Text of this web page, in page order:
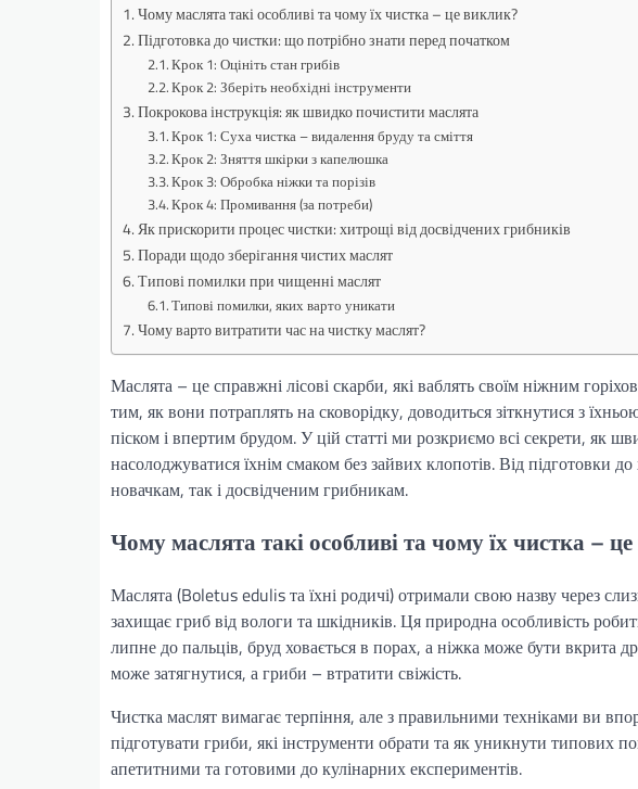
Чому маслята такі особливі та чому їх чистка – це виклик?
Підготовка до чистки: що потрібно знати перед початком
Крок 1: Оцініть стан грибів
Крок 2: Зберіть необхідні інструменти
Покрокова інструкція: як швидко почистити маслята
Крок 1: Суха чистка – видалення бруду та сміття
Крок 2: Зняття шкірки з капелюшка
Крок 3: Обробка ніжки та порізів
Крок 4: Промивання (за потреби)
Як прискорити процес чистки: хитрощі від досвідчених грибників
Поради щодо зберігання чистих маслят
Типові помилки при чищенні маслят
Типові помилки, яких варто уникати
Чому варто витратити час на чистку маслят?
Маслята – це справжні лісові скарби, які ваблять своїм ніжним
тим, як вони потраплять на сковорідку, доводиться зіткнутися з
піском і впертим брудом. У цій статті ми розкриємо всі секрети, як
насолоджуватися їхнім смаком без зайвих клопотів. Від підготовки
новачкам, так і досвідченим грибникам.
Чому маслята такі особливі та чому їх чистка –
Маслята (Boletus edulis та їхні родичі) отримали свою назву через
захищає гриб від вологи та шкідників. Ця природна особливість
липне до пальців, бруд ховається в порах, а ніжка може бути вкрита
може затягнутися, а гриби – втратити свіжість.
Чистка маслят вимагає терпіння, але з правильними техніками ви
підготувати гриби, які інструменти обрати та як уникнути типових
апетитними та готовими до кулінарних експериментів.